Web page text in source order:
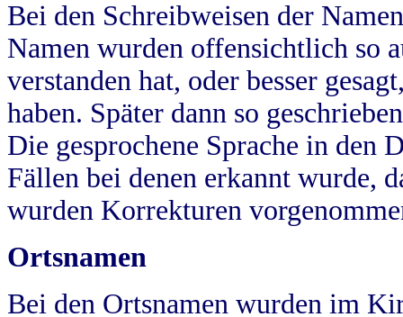
Bei den Schreibweisen der
Namen wurden offensichtlich so
verstanden hat, oder besser
haben. Später dann so
Die gesprochene Sprache in
Fällen bei denen erkannt wurde,
wurden Korrekturen
Ortsnamen
Bei den Ortsnamen wurden im